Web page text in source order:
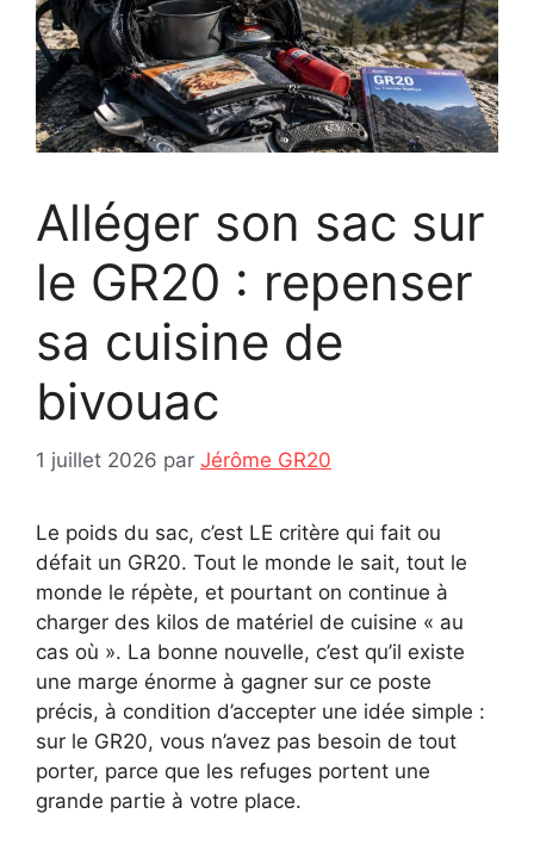
Alléger son sac sur
le GR20 : repenser
sa cuisine de
bivouac
1 juillet 2026 par Jérôme GR20
Le poids du sac, c’est LE critère qui fait ou
défait un GR20. Tout le monde le sait, tout le
monde le répète, et pourtant on continue à
charger des kilos de matériel de cuisine « au
cas où ». La bonne nouvelle, c’est qu’il existe
une marge énorme à gagner sur ce poste
précis, à condition d’accepter une idée simple :
sur le GR20, vous n’avez pas besoin de tout
porter, parce que les refuges portent une
grande partie à votre place.